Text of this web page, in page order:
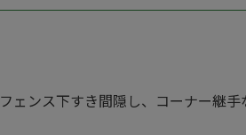
フェンス下すき間隠し、コーナー継手